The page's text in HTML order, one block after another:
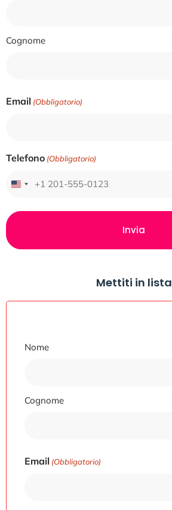
Cognome
Email (Obbligatorio)
Telefono (Obbligatorio)
United States +1
Mettiti in lista
Nome
Nome
Cognome
Email (Obbligatorio)